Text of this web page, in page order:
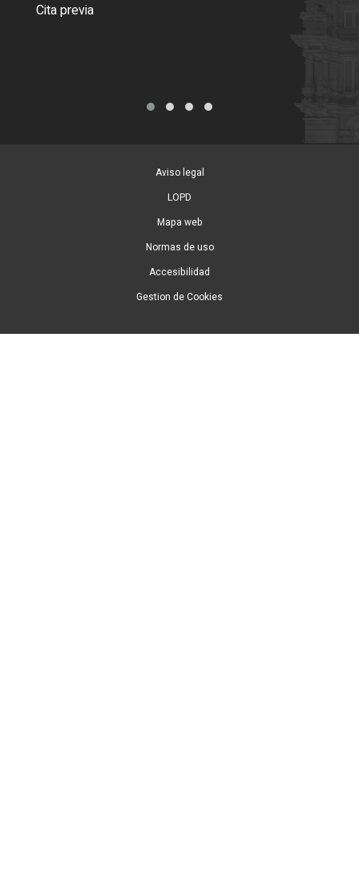
Cita previa
Aviso legal
LOPD
Mapa web
Normas de uso
Accesibilidad
Gestion de Cookies